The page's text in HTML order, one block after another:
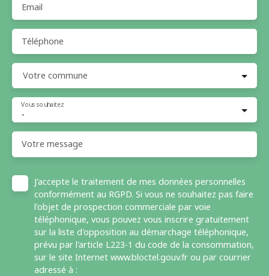
Email
Téléphone
Votre commune
-
Vous souhaitez
Votre message
J'accepte le traitement de mes données personnelles
conformément au RGPD. Si vous ne souhaitez pas faire
l'objet de prospection commerciale par voie
téléphonique, vous pouvez vous inscrire gratuitement
sur la liste d'opposition au démarchage téléphonique,
prévu par l'article L223-1 du code de la consommation,
sur le site Internet www.bloctel.gouv.fr ou par courrier
adressé à :